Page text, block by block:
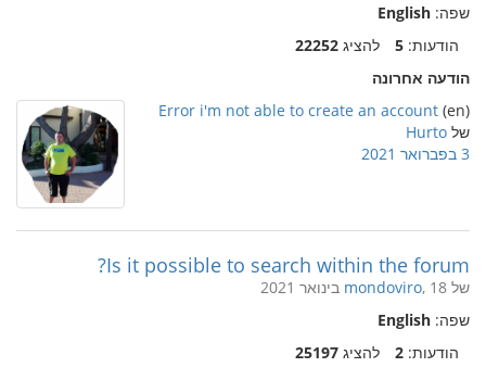
שפה: English
הודעות: 5 להציג 22252
הודעה אחרונה
(en)
Error i'm not able to create an account
של Hurto
3 בפברואר 2021
Is it possible to search within the forum?
של mondoviro, 18 בינואר 2021
שפה: English
הודעות: 2 להציג 25197